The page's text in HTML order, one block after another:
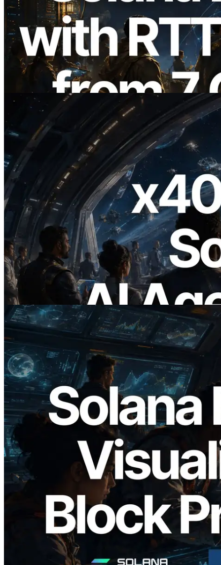
ERPC ขยาย Solana Leader Slot API ด้วย
การวัด Ping จาก 7 Region ทั่วโลก พร้อม
เปิดตัว Validators Information API
2026.07.04
ERPC เปิดตัว Solana RPC ที่รองรับ x402
— ยุคที่ AI Agent จ่ายเงินให้ API ที่ต้องใช้
แบบ On Demand
อ่านบทความนี้
2026.05.24
Validators Solutions เปิดตัว Solana Block
Analyzer — แสดงเวลาการผลิตบล็อก
ระดับ slot และบาลิเดเตอร์ที่รับผิดชอบ